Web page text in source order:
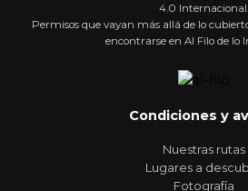
4.0 Internacional.
Permisos que vayan más allá de lo
encontrarse en Al Filo de lo
Condiciones y
Nuestras rutas
Lugares a
Fotografía